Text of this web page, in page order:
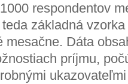
respondentov
základná
mesačne. Dáta
príjmu,